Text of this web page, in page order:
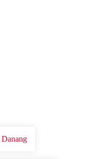
DE NERATAT